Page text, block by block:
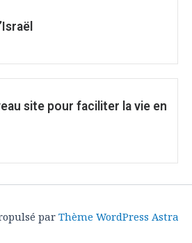
site pour faciliter la vie en
par Thème WordPress Astra